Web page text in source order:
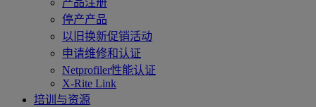
产品注册
停产产品
以旧换新促销活动
申请维修和认证
Netprofiler性能认证
X-Rite Link
培训与资源